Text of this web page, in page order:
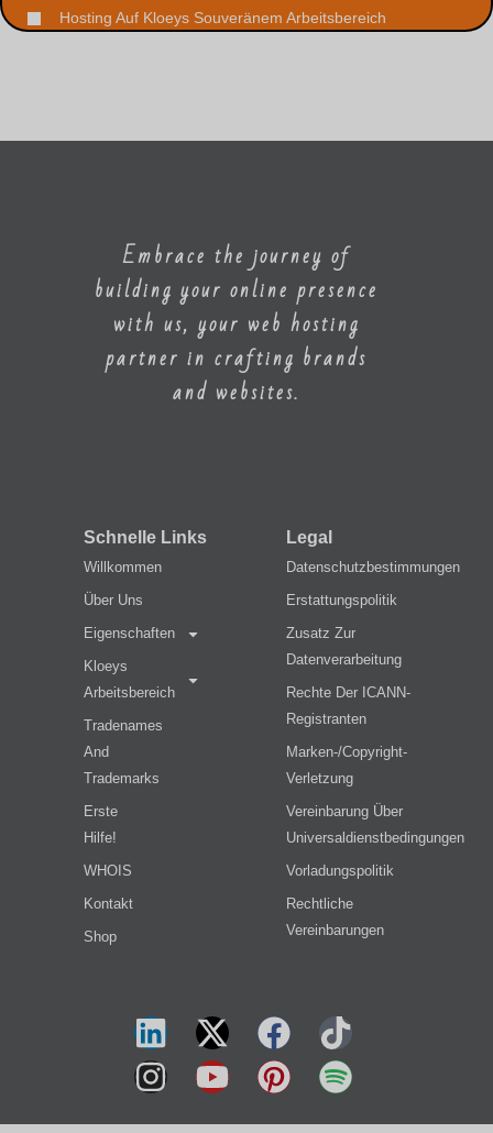
Hosting Auf Kloeys Souveränem Arbeitsbereich
Embrace the journey of
building your online presence
with us, your web hosting
partner in crafting brands
and websites.
Schnelle Links
Willkommen
Über Uns
Eigenschaften
Kloeys
Arbeitsbereich
Tradenames
And
Trademarks
Erste
Hilfe!
WHOIS
Kontakt
Shop
Legal
Datenschutzbestimmungen
Erstattungspolitik
Zusatz Zur
Datenverarbeitung
Rechte Der ICANN-
Registranten
Marken-/Copyright-
Verletzung
Vereinbarung Über
Universaldienstbedingungen
Vorladungspolitik
Rechtliche
Vereinbarungen